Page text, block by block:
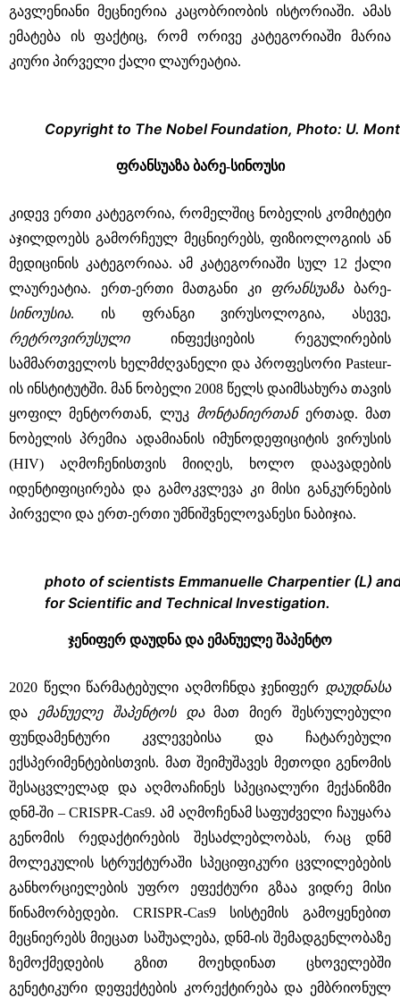
გავლენიანი მეცნიერია კაცობრიობის ისტორიაში. ამას
ემატება ის ფაქტიც, რომ ორივე კატეგორიაში მარია
კიური პირველი ქალი ლაურეატია.
Copyright to The Nobel Foundation, Photo: U.
ფრანსუაზა ბარე-სინოუსი
კიდევ ერთი კატეგორია, რომელშიც ნობელის კომიტეტი
აჯილდოებს გამორჩეულ მეცნიერებს, ფიზიოლოგიის ან
მედიცინის კატეგორიაა. ამ კატეგორიაში სულ 12 ქალი
ლაურეატია. ერთ-ერთი მათგანი კი ფრანსუაზაბარე-
სინოუსია. ის ფრანგი ვირუსოლოგია, ასევე,
რეტროვირუსულიინფექციების რეგულირების
სამმართველოს ხელმძღვანელი და პროფესორი Pasteur-
ის ინსტიტუტში. მან ნობელი 2008 წელს დაიმსახურა თავის
ყოფილ მენტორთან, ლუკ მონტანიერთანერთად. მათ
ნობელის პრემია ადამიანის იმუნოდეფიციტის ვირუსის
(HIV) აღმოჩენისთვის მიიღეს, ხოლო დაავადების
იდენტიფიცირება და გამოკვლევა კი მისი განკურნების
პირველი და ერთ-ერთი უმნიშვნელოვანესი ნაბიჯია.
photo of scientists Emmanuelle Charpentier (L)
for Scientific and Technical Investigation.
ჯენიფერ დაუდნა და ემანუელე შაპენტო
2020 წელი წარმატებული აღმოჩნდა ჯენიფერ დაუდნასა
და ემანუელე შაპენტოს დამათ მიერ შესრულებული
ფუნდამენტური კვლევებისა და ჩატარებული
ექსპერიმენტებისთვის. მათ შეიმუშავეს მეთოდი გენომის
შესაცვლელად და აღმოაჩინეს სპეციალური მექანიზმი
დნმ-ში – CRISPR-Cas9. ამ აღმოჩენამ საფუძველი ჩაუყარა
გენომის რედაქტირების შესაძლებლობას, რაც დნმ
მოლეკულის სტრუქტურაში სპეციფიკური ცვლილებების
განხორციელების უფრო ეფექტური გზაა ვიდრე მისი
წინამორბედები. CRISPR-Cas9 სისტემის გამოყენებით
მეცნიერებს მიეცათ საშუალება, დნმ-ის შემადგენლობაზე
ზემოქმედების გზით მოეხდინათ ცხოველებში
გენეტიკური დეფექტების კორექტირება და ემბრიონულ